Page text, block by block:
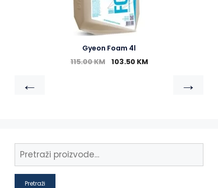
Gyeon Foam 4l
115.00KM 103.50 KM
← →
Pretraži